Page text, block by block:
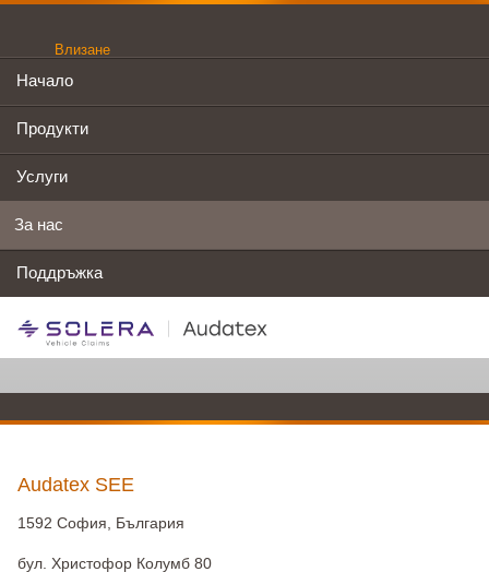
Влизане
Начало
Продукти
Услуги
За нас
Поддръжка
Audatex SEE
1592 София, България
бул. Христофор Колумб 80